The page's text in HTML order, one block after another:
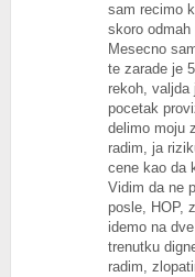
sam recimo
skoro
Mesecno
te zarade je
rekoh, valjda
pocetak
delimo moju
radim, ja
cene kao da
Vidim da ne
posle, HOP,
idemo na
trenutku
radim,